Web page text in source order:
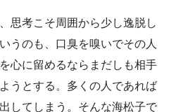
思考こそ周囲から少し逸脱し
うのも、口臭を嗅いでその人
心に留めるならまだしも相手
うとする。多くの人であれば
してしまう。そんな海松子で